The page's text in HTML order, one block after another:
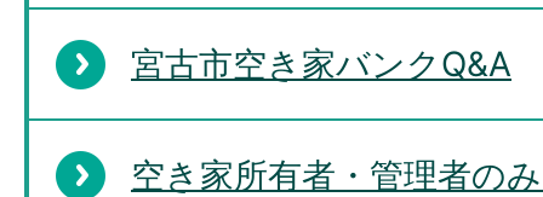
宮古市空き家バンクQ&A
空き家所有者・管理者の